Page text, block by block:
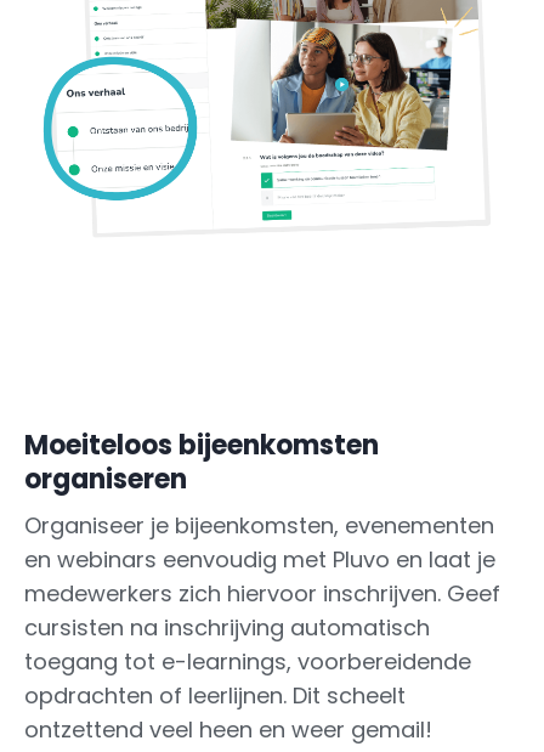
Moeiteloos bijeenkomsten
organiseren
Organiseer je bijeenkomsten, evenementen
en webinars eenvoudig met Pluvo en laat je
medewerkers zich hiervoor inschrijven. Geef
cursisten na inschrijving automatisch
toegang tot e-learnings, voorbereidende
opdrachten of leerlijnen. Dit scheelt
ontzettend veel heen en weer gemail!